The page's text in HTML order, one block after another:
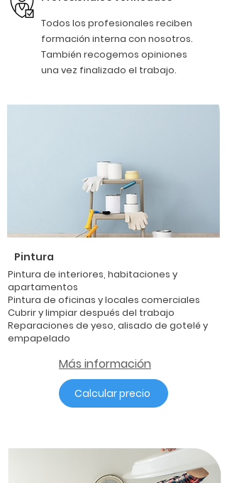
Todos los profesionales reciben
formación interna con nosotros.
También recogemos opiniones
una vez finalizado el trabajo.
Pintura
Pintura de interiores, habitaciones y
apartamentos
Pintura de oficinas y locales comerciales
Cubrir y limpiar después del trabajo
Reparaciones de yeso, alisado de gotelé y
empapelado
Más información
Calcular precio